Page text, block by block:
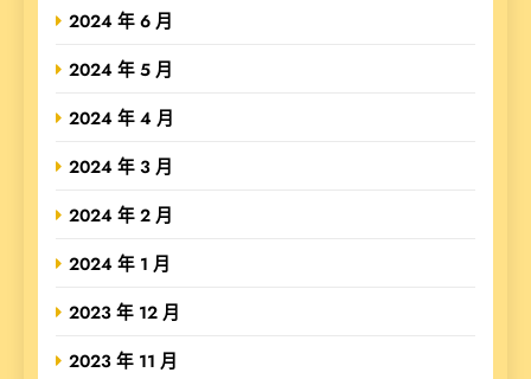
2024 年 6 月
2024 年 5 月
2024 年 4 月
2024 年 3 月
2024 年 2 月
2024 年 1 月
2023 年 12 月
2023 年 11 月